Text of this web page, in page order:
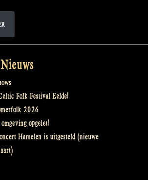
Folk Festival Eelde!
2026
opgelet!
Hamelen is uitgesteld (nieuwe